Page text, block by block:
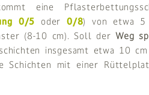
eine
0/5 oder0/8) von etwa 5
(8-10 cm). Soll der Weg
insgesamt etwa 10
Schichten mit einer